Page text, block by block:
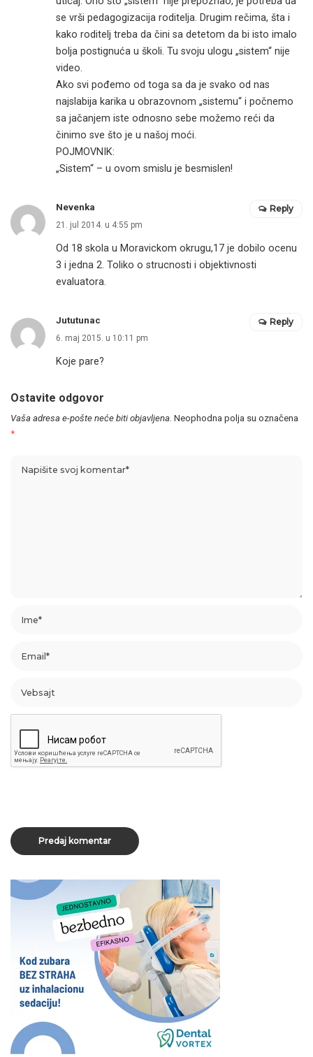
se vrši pedagogizacija roditelja. Drugim rečima, šta i
kako roditelj treba da čini sa detetom da bi isto imalo
bolja postignuća u školi. Tu svoju ulogu „sistem“ nije
video.
Ako svi pođemo od toga sa da je svako od nas
najslabija karika u obrazovnom „sistemu“ i počnemo
sa jačanjem iste odnosno sebe možemo reći da
činimo sve što je u našoj moći.
POJMOVNIK:
„Sistem“ – u ovom smislu je besmislen!
Nevenka
21. jul 2014. u 4:55 pm
Od 18 skola u Moravickom okrugu,17 je dobilo ocenu
3 i jedna 2. Toliko o strucnosti i objektivnosti
evaluatora.
Reply
Jututunac
6. maj 2015. u 10:11 pm
Koje pare?
Reply
Ostavite odgovor
Vaša adresa e-pošte neće biti objavljena. Neophodna polja su označena
*